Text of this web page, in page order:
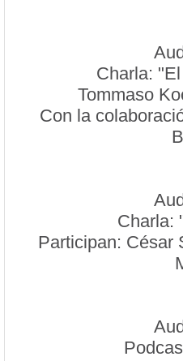
Charla:
Tommaso
Con la
Charla:
Participan: César